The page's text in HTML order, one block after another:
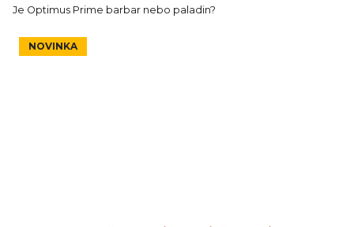
Je Optimus Prime barbar nebo paladin?
NOVINKA